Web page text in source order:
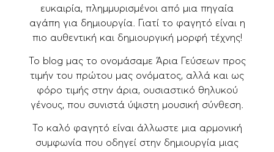
ευκαιρία, πλημμυρισμένοι από μια πηγαία
αγάπη για δημιουργία. Γιατί το φαγητό είναι η
πιο αυθεντική και δημιουργική μορφή τέχνης!
Το blog μας το ονομάσαμε Άρια Γεύσεων προς
τιμήν του πρώτου μας ονόματος, αλλά και ως
φόρο τιμής στην άρια, ουσιαστικό θηλυκού
γένους, που συνιστά ύψιστη μουσική σύνθεση.
Το καλό φαγητό είναι άλλωστε μια αρμονική
συμφωνία που οδηγεί στην δημιουργία μιας